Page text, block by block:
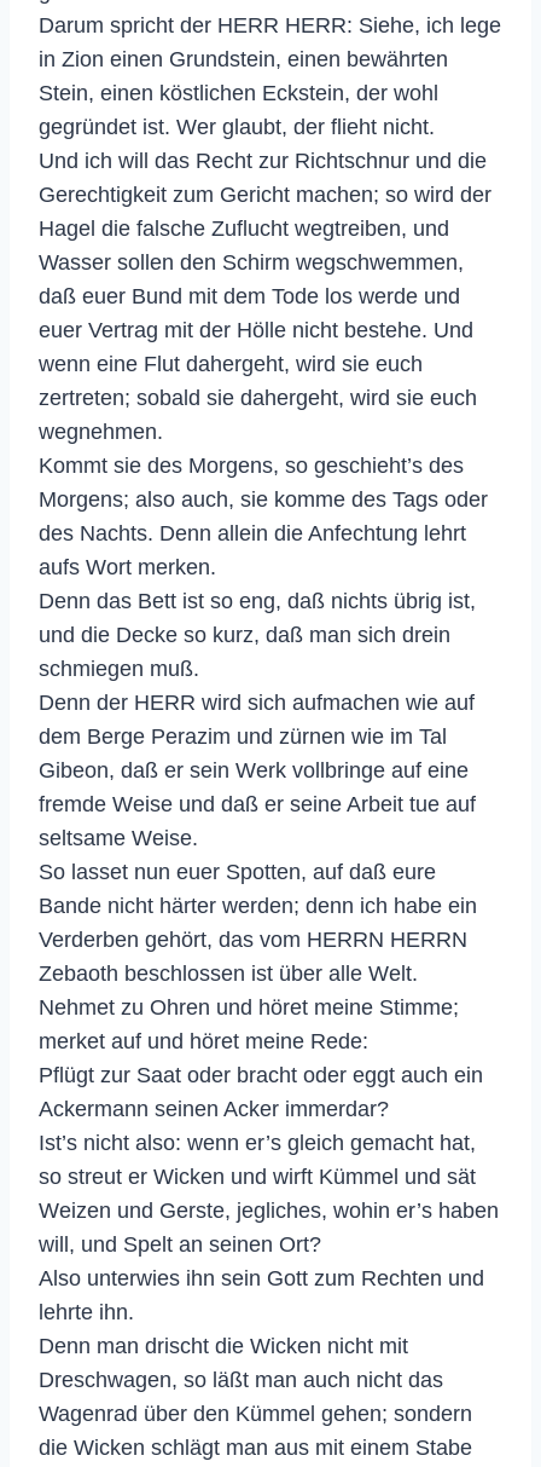
Darum spricht der HERR HERR: Siehe, ich lege
in Zion einen Grundstein, einen bewährten
Stein, einen köstlichen Eckstein, der wohl
gegründet ist. Wer glaubt, der flieht nicht.
Und ich will das Recht zur Richtschnur und die
Gerechtigkeit zum Gericht machen; so wird der
Hagel die falsche Zuflucht wegtreiben, und
Wasser sollen den Schirm wegschwemmen,
daß euer Bund mit dem Tode los werde und
euer Vertrag mit der Hölle nicht bestehe. Und
wenn eine Flut dahergeht, wird sie euch
zertreten; sobald sie dahergeht, wird sie euch
wegnehmen.
Kommt sie des Morgens, so geschieht’s des
Morgens; also auch, sie komme des Tags oder
des Nachts. Denn allein die Anfechtung lehrt
aufs Wort merken.
Denn das Bett ist so eng, daß nichts übrig ist,
und die Decke so kurz, daß man sich drein
schmiegen muß.
Denn der HERR wird sich aufmachen wie auf
dem Berge Perazim und zürnen wie im Tal
Gibeon, daß er sein Werk vollbringe auf eine
fremde Weise und daß er seine Arbeit tue auf
seltsame Weise.
So lasset nun euer Spotten, auf daß eure
Bande nicht härter werden; denn ich habe ein
Verderben gehört, das vom HERRN HERRN
Zebaoth beschlossen ist über alle Welt.
Nehmet zu Ohren und höret meine Stimme;
merket auf und höret meine Rede:
Pflügt zur Saat oder bracht oder eggt auch ein
Ackermann seinen Acker immerdar?
Ist’s nicht also: wenn er’s gleich gemacht hat,
so streut er Wicken und wirft Kümmel und sät
Weizen und Gerste, jegliches, wohin er’s haben
will, und Spelt an seinen Ort?
Also unterwies ihn sein Gott zum Rechten und
lehrte ihn.
Denn man drischt die Wicken nicht mit
Dreschwagen, so läßt man auch nicht das
Wagenrad über den Kümmel gehen; sondern
die Wicken schlägt man aus mit einem Stabe